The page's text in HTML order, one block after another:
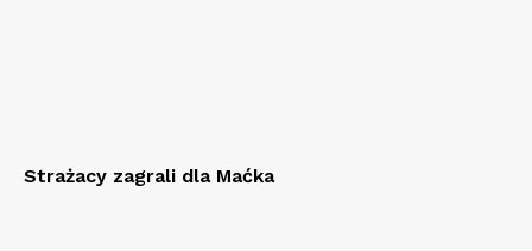
Strażacy zagrali dla Maćka